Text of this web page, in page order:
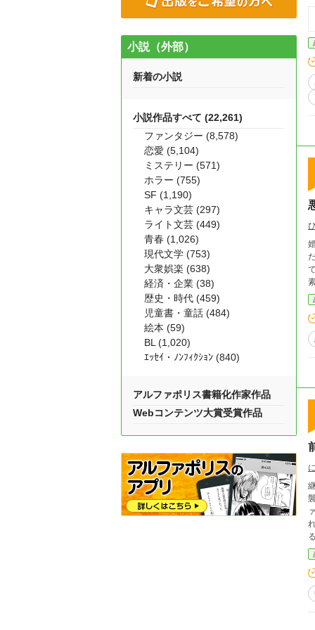
でる
襲
れて
る
小説（外部）
新着の小説
小説作品すべて (22,261)
ファンタジー (8,578)
恋愛 (5,104)
ミステリー (571)
ホラー (755)
SF (1,190)
キャラ文芸 (297)
ライト文芸 (449)
青春 (1,026)
現代文学 (753)
大衆娯楽 (638)
経済・企業 (38)
歴史・時代 (459)
児童書・童話 (484)
絵本 (59)
BL (1,020)
ｴｯｾｲ・ﾉﾝﾌｨｸｼｮﾝ (840)
アルファポリス書籍化作家作品
Webコンテンツ大賞受賞作品